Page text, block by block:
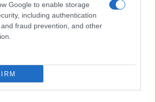
Google to enable storage
including authentication
fraud prevention, and other
e discrezione per visita privata̶…
nella notte a Olbia, a fuoco due furgoni
un deposito con bombole, intervento dei
del fuoco a Rudalza